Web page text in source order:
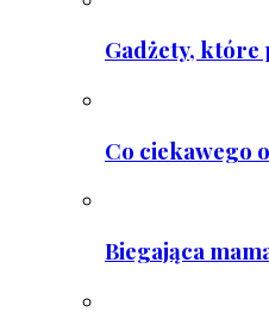
Gadżety, które
Co ciekawego
Biegająca